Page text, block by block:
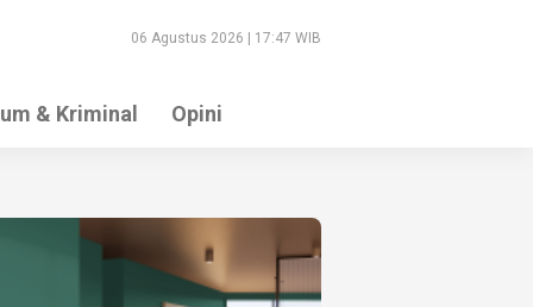
06 Agustus 2026 | 17:47 WIB
& Kriminal Opini